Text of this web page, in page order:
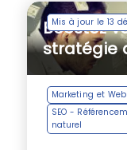
Mis à jour le 13
Boostez
stratégie
Marketing et
SEO -
naturel